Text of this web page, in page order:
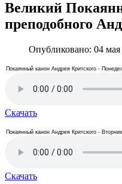
Великий
преподобного
Опубликовано: 04 мая
Покаянный канон Андрея Критского -
Скачать
Покаянный канон Андрея Критского -
Скачать